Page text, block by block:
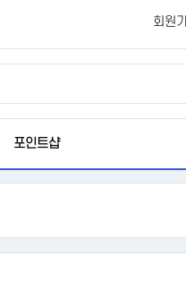
회원
포인트샵